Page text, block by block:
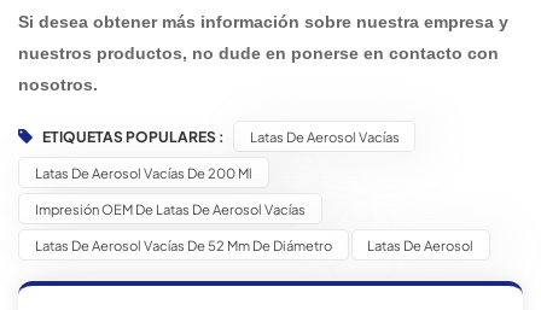
Si desea obtener más información sobre nuestra empresa y
nuestros productos, no dude en ponerse en contacto con
nosotros.
ETIQUETAS POPULARES : Latas De Aerosol Vacías
Latas De Aerosol Vacías De 200 Ml
Impresión OEM De Latas De Aerosol Vacías
Latas De Aerosol Vacías De 52 Mm De Diámetro Latas De Aerosol